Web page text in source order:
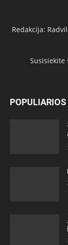
Redakcija:
Susisiekite